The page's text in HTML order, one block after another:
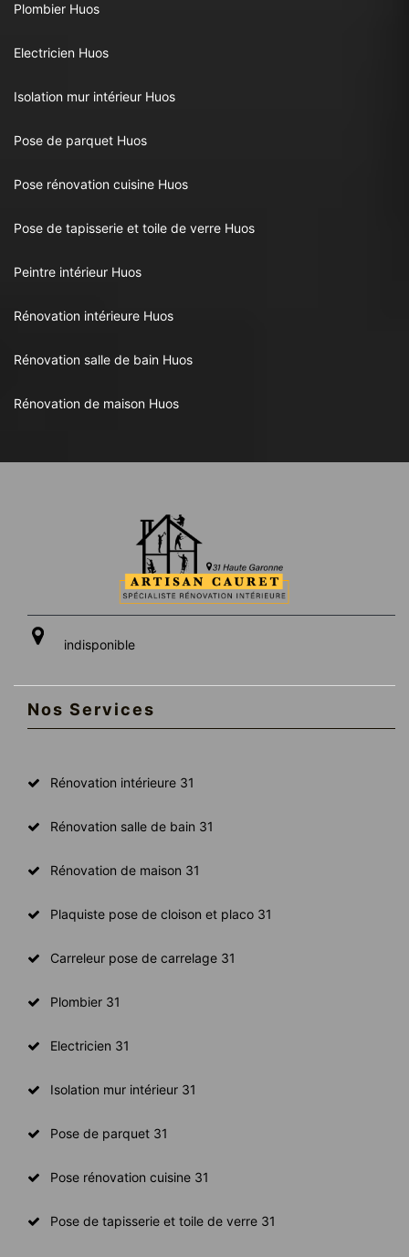
Plombier Huos
Electricien Huos
Isolation mur intérieur Huos
Pose de parquet Huos
Pose rénovation cuisine Huos
Pose de tapisserie et toile de verre Huos
Peintre intérieur Huos
Rénovation intérieure Huos
Rénovation salle de bain Huos
Rénovation de maison Huos
indisponible
Nos Services
Rénovation intérieure 31
Rénovation salle de bain 31
Rénovation de maison 31
Plaquiste pose de cloison et placo 31
Carreleur pose de carrelage 31
Plombier 31
Electricien 31
Isolation mur intérieur 31
Pose de parquet 31
Pose rénovation cuisine 31
Pose de tapisserie et toile de verre 31